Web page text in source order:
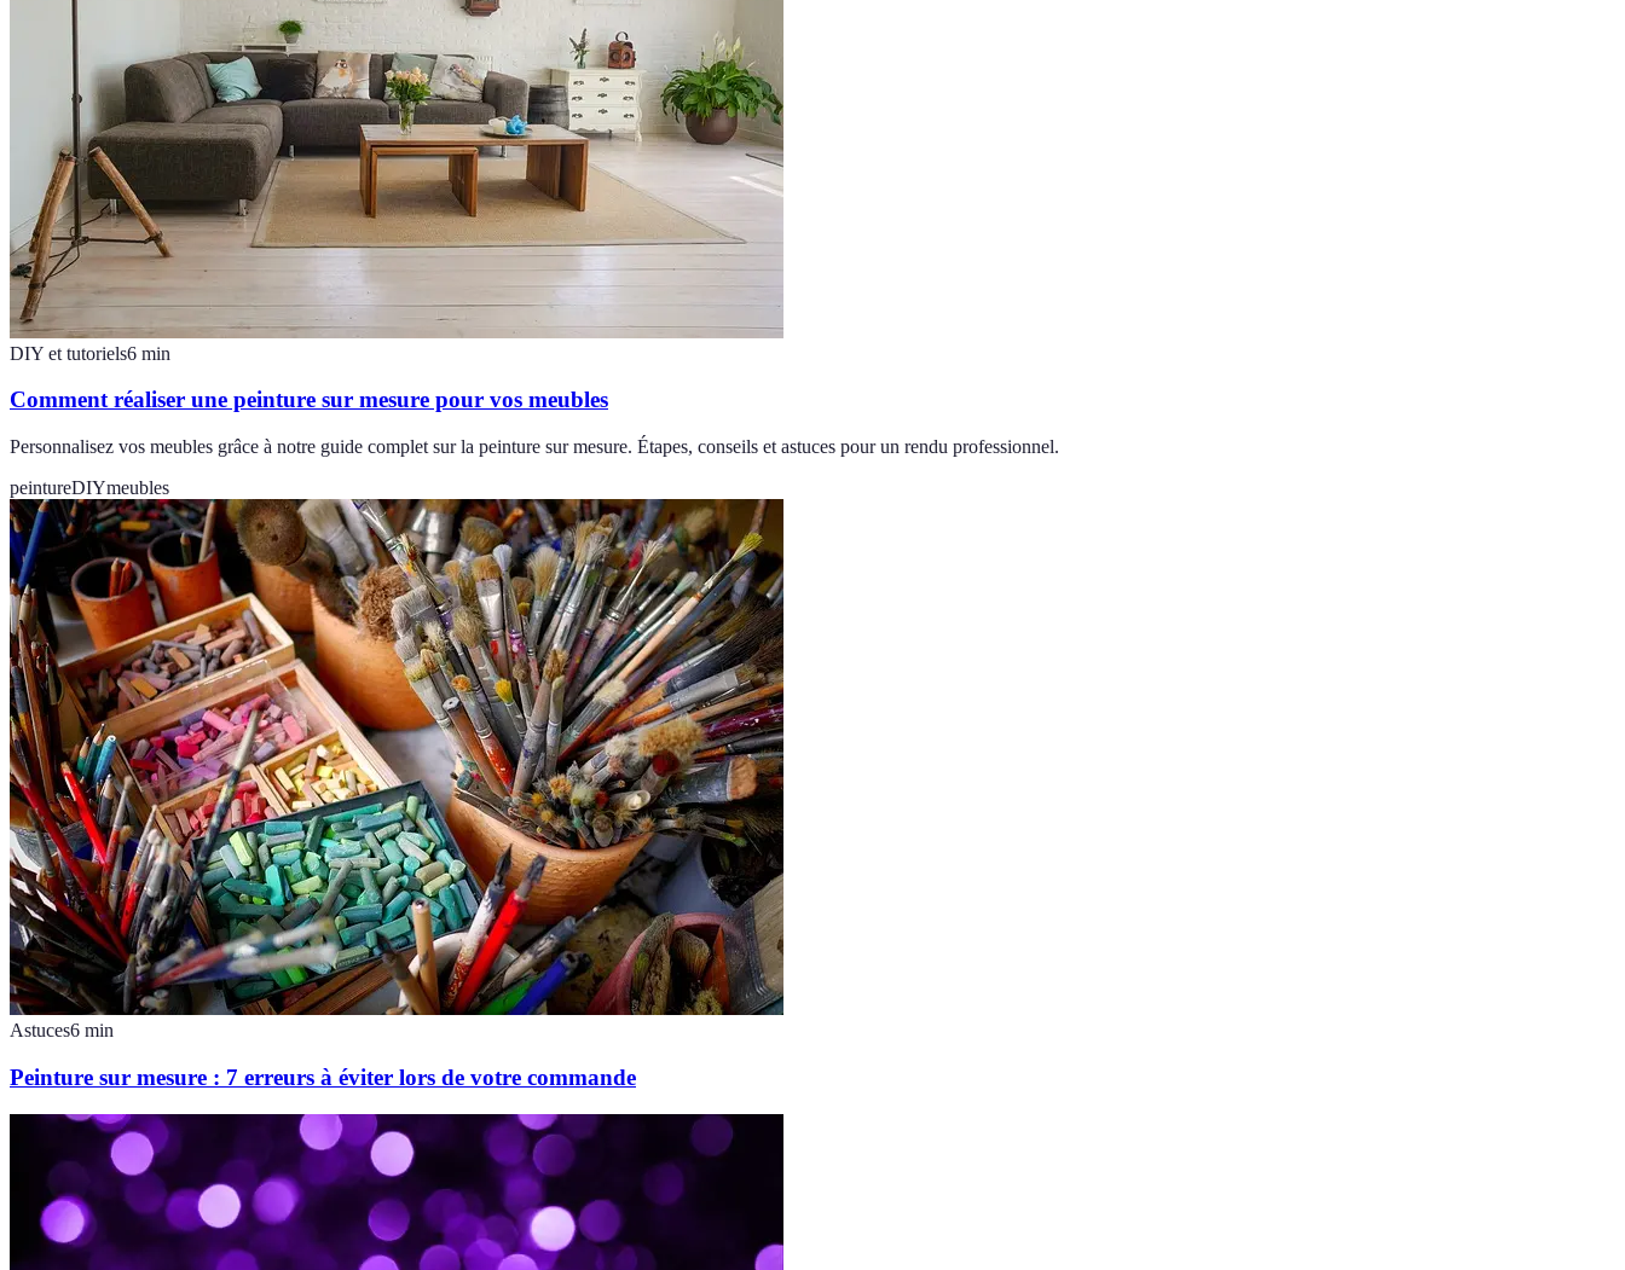
DIY et tutoriels6 min
Comment réaliser une peinture sur mesure pour vos meubles
Personnalisez vos meubles grâce à notre guide complet sur la peinture sur mesure. Étapes, conseils et astuces pour un rendu professionnel.
peintureDIYmeubles
Astuces6 min
Peinture sur mesure : 7 erreurs à éviter lors de votre commande